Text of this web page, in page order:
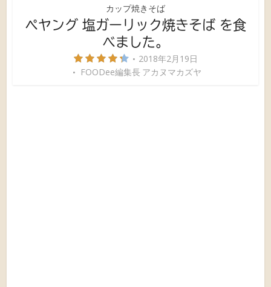
カップ焼きそば
ペヤング 塩ガーリック焼きそば を食
べました。
2018年2月19日
FOODee編集長 アカヌマカズヤ